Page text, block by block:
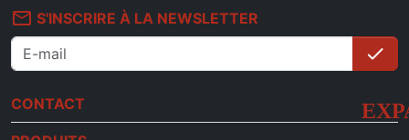
mail_outline S'INSCRIRE À LA NEWSLETTER
check
CONTACT